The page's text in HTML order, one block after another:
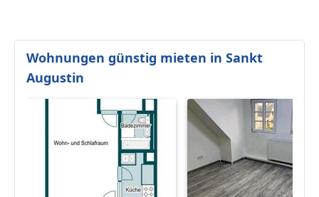
Wohnungen günstig mieten in Sankt
Augustin